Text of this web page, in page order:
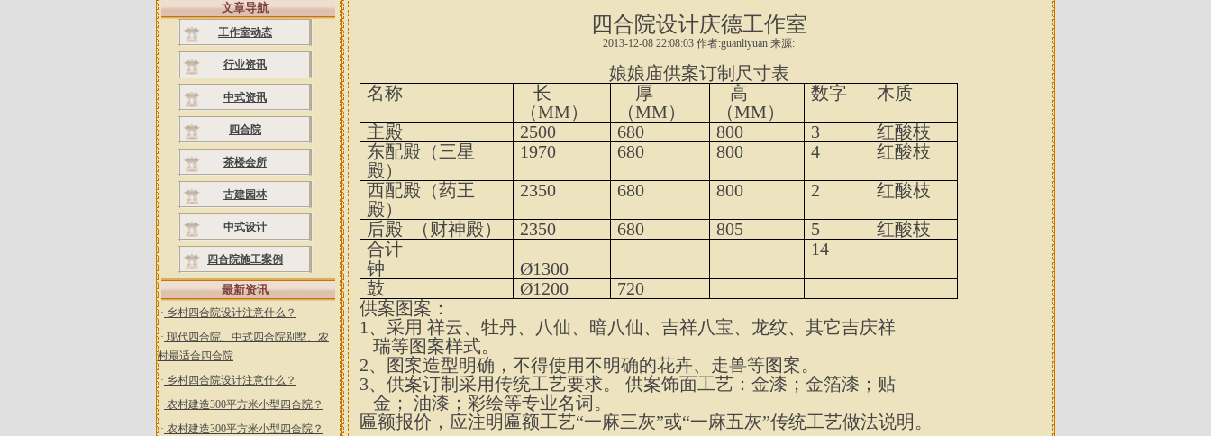
文章导航
工作室动态
行业资讯
中式资讯
四合院
茶楼会所
古建园林
中式设计
四合院施工案例
最新资讯
· 乡村四合院设计注意什么？
· 现代四合院、中式四合院别墅、农
村最适合四合院
· 乡村四合院设计注意什么？
· 农村建造300平方米小型四合院？
· 农村建造300平方米小型四合院？
四合院设计庆德工作室
2013-12-08 22:08:03 作者:guanliyuan 来源:
娘娘庙供案订制尺寸表
名称
长
（MM）
厚
（MM）
高
（MM）
数字
木质
主殿
2500 680 800 3
红酸枝
东配殿（三星
殿）
1970 680 800 4
红酸枝
西配殿（药王
殿）
2350 680 800 2
红酸枝
后殿
（财神殿） 2350 680 805 5
红酸枝
合计
14
钟
Ø1300
鼓
Ø1200
720
供案图案：
1、 采用 祥云、牡丹、八仙、暗八仙、吉祥八宝、龙纹、其它吉庆祥
瑞等图案样式。
2、图案造型明确，不得使用不明确的花卉、走兽等图案。
3、供案订制采用传统工艺要求。
供案饰面工艺：金漆；金箔漆；贴
金； 油漆；彩绘等专业名词。
匾额报价，应注明匾额工艺“一麻三灰”或“一麻五灰”传统工艺做法说明。